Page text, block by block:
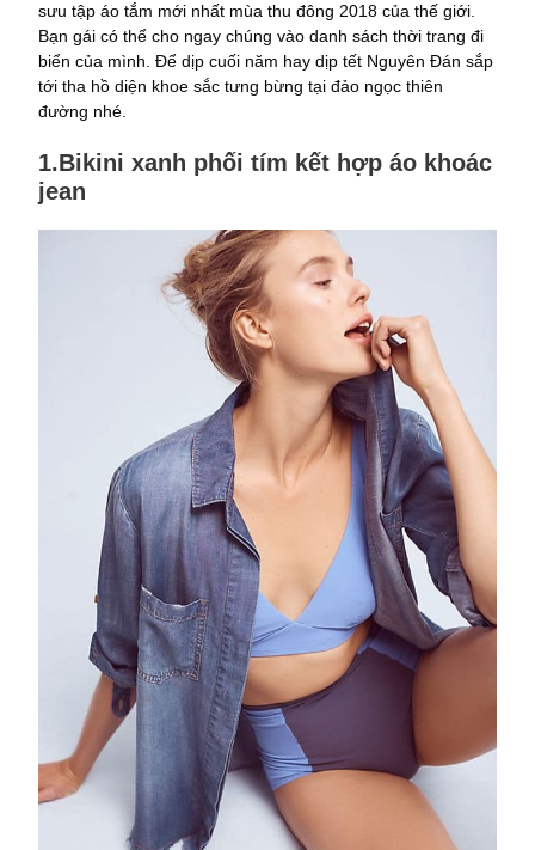
sưu tập áo tắm mới nhất mùa thu đông 2018 của thế giới.
Bạn gái có thể cho ngay chúng vào danh sách thời trang đi
biển của mình. Để dịp cuối năm hay dịp tết Nguyên Đán sắp
tới tha hồ diện khoe sắc tưng bừng tại đảo ngọc thiên
đường nhé.
1.Bikini xanh phối tím kết hợp áo khoác
jean